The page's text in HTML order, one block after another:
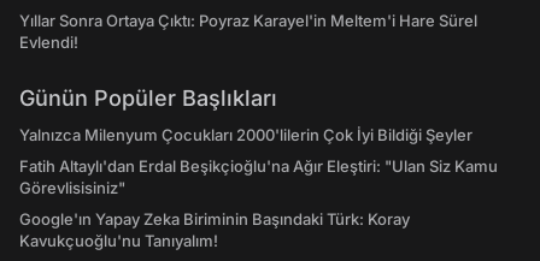
Yıllar Sonra Ortaya Çıktı: Poyraz Karayel'in Meltem'i Hare Sürel
Evlendi!
Günün Popüler Başlıkları
Yalnızca Milenyum Çocukları 2000'lilerin Çok İyi Bildiği Şeyler
Fatih Altaylı'dan Erdal Beşikçioğlu'na Ağır Eleştiri: "Ulan Siz Kamu
Görevlisisiniz"
Google'ın Yapay Zeka Biriminin Başındaki Türk: Koray
Kavukçuoğlu'nu Tanıyalım!